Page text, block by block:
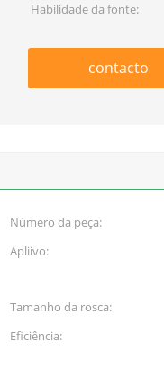
Habilidade da fonte:
contacto
Número da peça:
Apliivo:
Tamanho da rosca:
Eficiência: